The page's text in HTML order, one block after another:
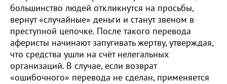
большинство людей откликнутся на просьбы,
вернут «случайные» деньги и станут звеном в
преступной цепочке. После такого перевода
аферисты начинают запугивать жертву, утверждая,
что средства ушли на счёт нелегальных
организаций. В случае, если возврат
«ошибочного» перевода не сделан, применяется